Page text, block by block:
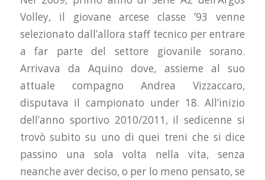
Volley, il giovane arcese classe ’93 venne
selezionato dall’allora staff tecnico per entrare
a far parte del settore giovanile sorano.
Arrivava da Aquino dove, assieme al suo
attuale compagno Andrea Vizzaccaro,
disputava il campionato under 18. All’inizio
dell’anno sportivo 2010/2011, il sedicenne si
trovò subito su uno di quei treni che si dice
passino una sola volta nella vita, senza
neanche aver deciso, o per lo meno pensato, se